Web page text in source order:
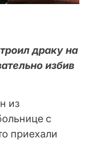
драку на
избив
из
с
приехали